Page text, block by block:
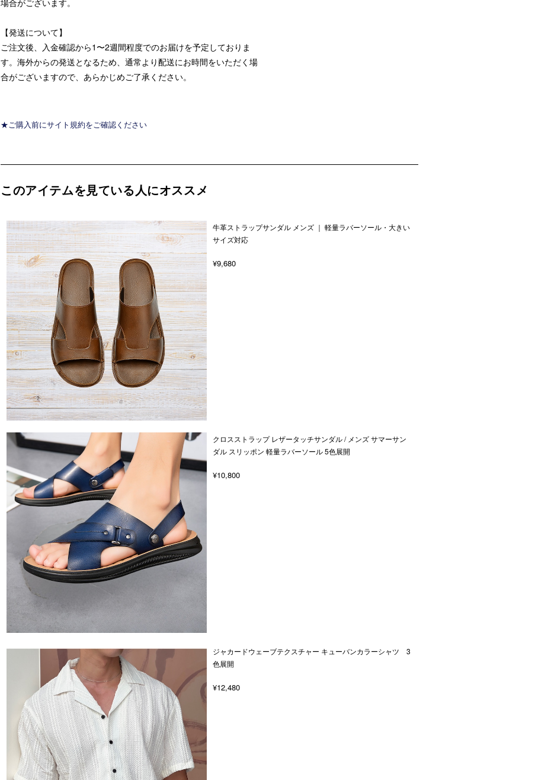
【発送について】
ご注文後、入金確認から1〜2週間程度でのお届けを予定しておりま
す。海外からの発送となるため、通常より配送にお時間をいただく場
合がございますので、あらかじめご了承ください。
★ご購入前にサイト規約をご確認ください
このアイテムを見ている人にオススメ
牛革ストラップサンダル メンズ ｜ 軽量ラバーソール・大きい
サイズ対応
¥9,680
クロスストラップ レザータッチサンダル / メンズ サマーサン
ダル スリッポン 軽量ラバーソール 5色展開
¥10,800
ジャカードウェーブテクスチャー キューバンカラーシャツ 3
色展開
¥12,480